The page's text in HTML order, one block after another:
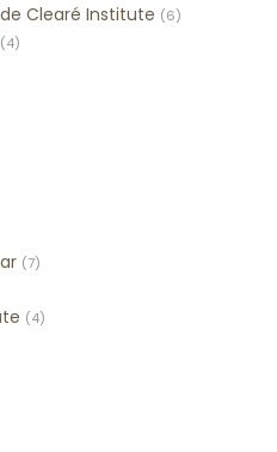
Clearé Institute (6)
(4)
(7)
(4)